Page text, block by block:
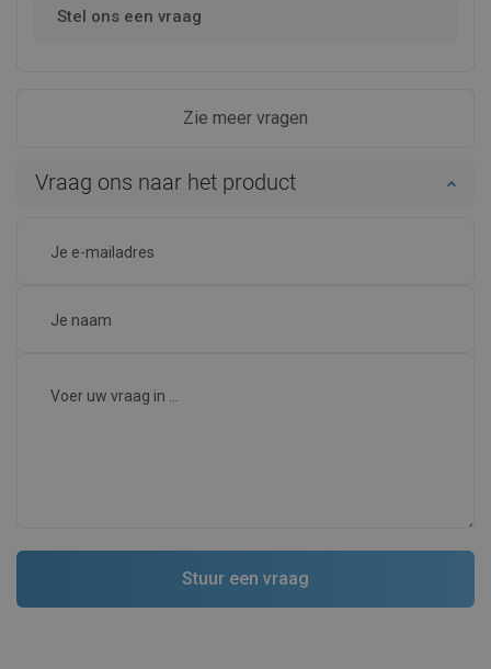
Stel ons een vraag
Zie meer vragen
Vraag ons naar het product